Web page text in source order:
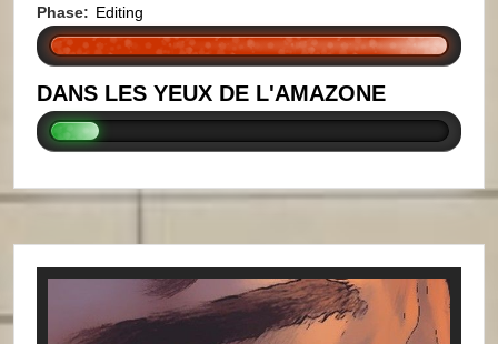
Phase: Editing
DANS LES YEUX DE L'AMAZONE